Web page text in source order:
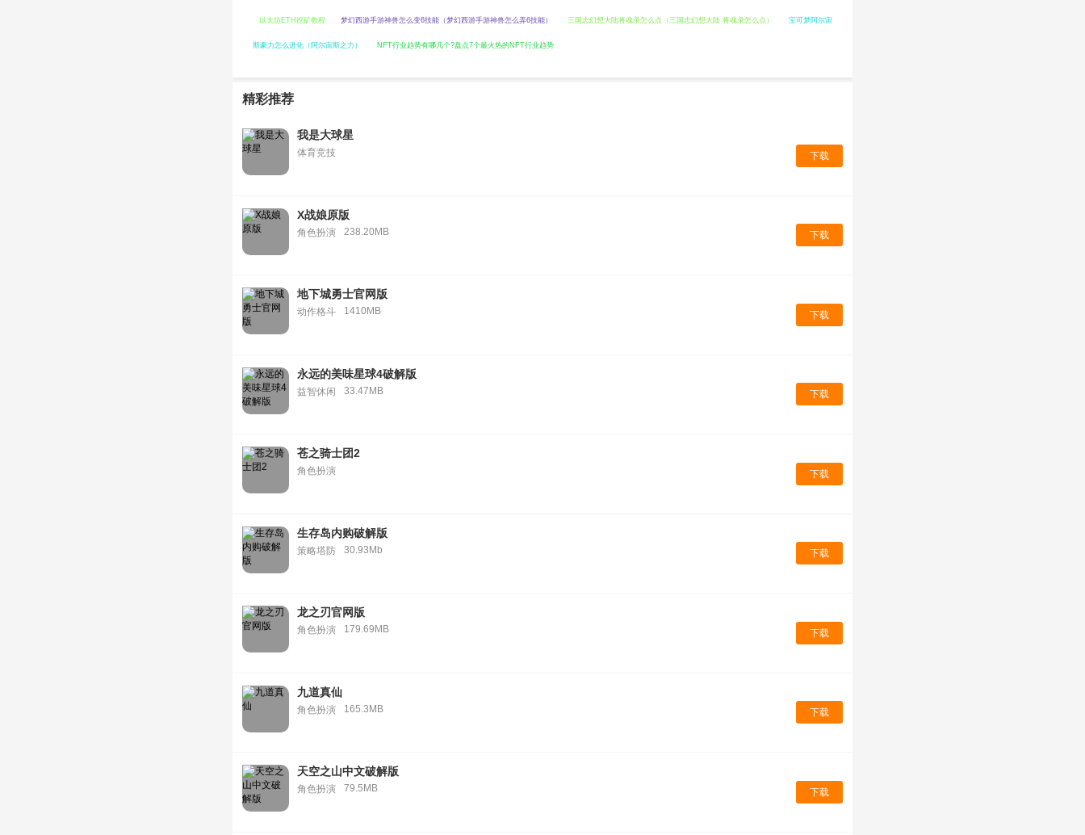
以太坊ETH挖矿教程 梦幻西游手游神兽怎么变6技能（梦幻西游手游神兽怎么弄6技能） 三国志幻想大陆将魂录怎么点（三国志幻想大陆 将魂录怎么点） 宝可梦阿尔宙
斯豪力怎么进化（阿尔宙斯之力） NFT行业趋势有哪几个?盘点7个最火热的NFT行业趋势
精彩推荐
我是大球星
体育竞技 下载
X战娘原版
角色扮演 238.20MB 下载
地下城勇士官网版
动作格斗 1410MB 下载
永远的美味星球4破解版
益智休闲 33.47MB 下载
苍之骑士团2
角色扮演 下载
生存岛内购破解版
策略塔防 30.93Mb 下载
龙之刃官网版
角色扮演 179.69MB 下载
九道真仙
角色扮演 165.3MB 下载
天空之山中文破解版
角色扮演 79.5MB 下载